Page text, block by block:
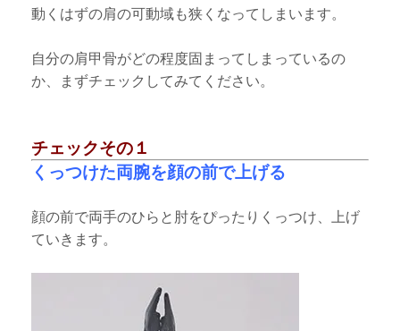
動くはずの肩の可動域も狭くなってしまいます。
自分の肩甲骨がどの程度固まってしまっているの
か、まずチェックしてみてください。
チェックその１
くっつけた両腕を顔の前で上げる
顔の前で両手のひらと肘をぴったりくっつけ、上げ
ていきます。